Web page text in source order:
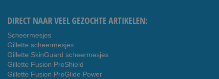
DIRECT NAAR VEEL GEZOCHTE ARTIKELEN:
Scheermesjes
Gillette scheermesjes
Gillette SkinGuard scheermesjes
Gillette Fusion ProShield
Gillette Fusion ProGlide Power